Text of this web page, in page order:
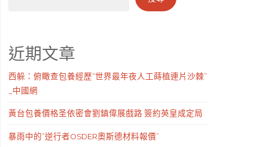
近期文章
西躲：俯瞰查包養經歷“世界最年夜人工蒔植連片沙棘”
_中國網
黃台包養價格圣依密會劉鎮偉展戲路 簽約英皇成定局
暴雨中的“逆行者OSDER奧斯德材料報價”